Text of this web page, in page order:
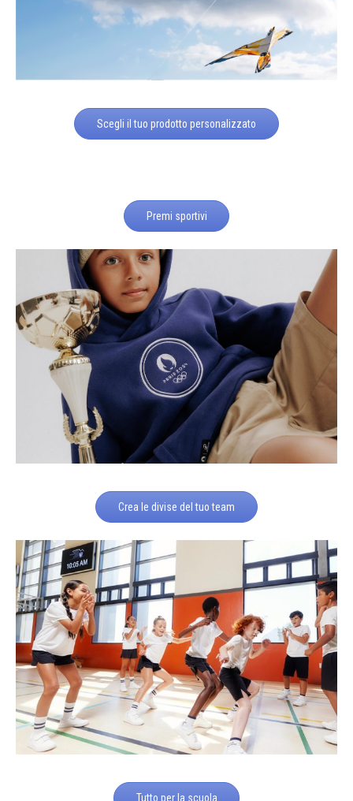
Scegli il tuo prodotto personalizzato
Premi sportivi
Crea le divise del tuo team
Tutto per la scuola